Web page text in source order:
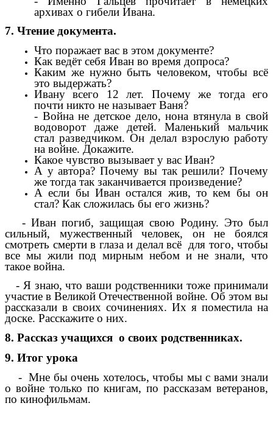
архивах о гибели Ивана.
7. Чтение документа.
Что поражает вас в этом документе?
Как ведёт себя Иван во время допроса?
Каким же нужно быть человеком, чтобы всё
это выдержать?
Ивану всего 12 лет. Почему же тогда его
почти никто не называет Ваня?
- Война не детское дело, нона втянула в свой
водоворот даже детей. Маленький мальчик
стал разведчиком. Он делал взрослую работу
на войне. Докажите.
Какое чувство вызывает у вас Иван?
А у автора? Почему вы так решили? Почему
же тогда так заканчивается произведение?
А если бы Иван остался жив, то кем бы он
стал? Как сложилась бы его жизнь?
- Иван погиб, защищая свою Родину. Это был
сильный, мужественный человек, он не боялся
смотреть смерти в глаза и делал всё для того, чтобы
все мы жили под мирным небом и не знали, что
такое война.
- Я знаю, что ваши родственники тоже принимали
участие в Великой Отечественной войне. Об этом вы
рассказали в своих сочинениях. Их я поместила на
доске. Расскажите о них.
8. Рассказ учащихся о своих родственниках.
9. Итог урока
- Мне бы очень хотелось, чтобы мы с вами знали
о войне только по книгам, по рассказам ветеранов,
по кинофильмам.